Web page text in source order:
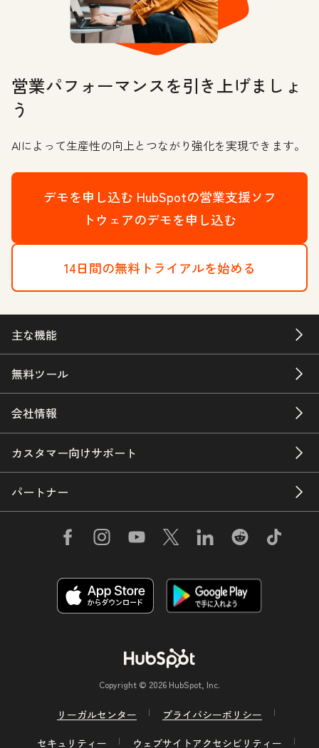
営業パフォーマンスを引き上げましょ
う
AIによって生産性の向上とつながり強化を実現できます。
デモを申し込む HubSpotの営業支援ソフ
トウェアのデモを申し込む
14日間の無料トライアルを始める
主な機能
無料ツール
会社情報
カスタマー向けサポート
パートナー
Copyright © 2026 HubSpot, Inc.
リーガルセンター
プライバシーポリシー
セキュリティー
ウェブサイトアクセシビリティー